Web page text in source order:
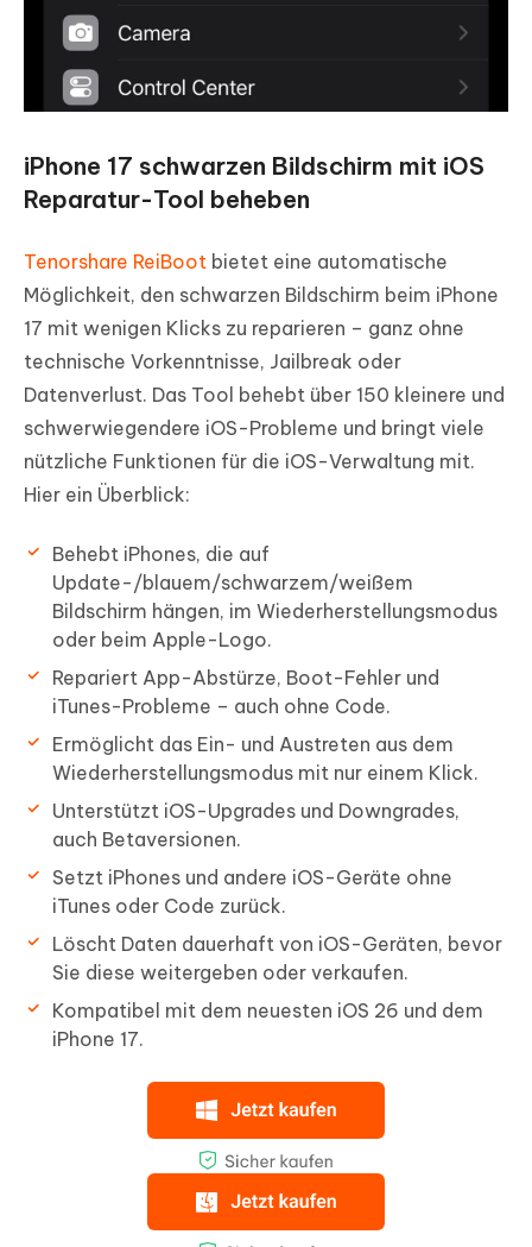
iPhone 17 schwarzen Bildschirm mit iOS
Reparatur-Tool beheben
Tenorshare ReiBoot bietet eine automatische
Möglichkeit, den schwarzen Bildschirm beim iPhone
17 mit wenigen Klicks zu reparieren – ganz ohne
technische Vorkenntnisse, Jailbreak oder
Datenverlust. Das Tool behebt über 150 kleinere und
schwerwiegendere iOS-Probleme und bringt viele
nützliche Funktionen für die iOS-Verwaltung mit.
Hier ein Überblick:
Behebt iPhones, die auf
Update-/blauem/schwarzem/weißem
Bildschirm hängen, im Wiederherstellungsmodus
oder beim Apple-Logo.
Repariert App-Abstürze, Boot-Fehler und
iTunes-Probleme – auch ohne Code.
Ermöglicht das Ein- und Austreten aus dem
Wiederherstellungsmodus mit nur einem Klick.
Unterstützt iOS-Upgrades und Downgrades,
auch Betaversionen.
Setzt iPhones und andere iOS-Geräte ohne
iTunes oder Code zurück.
Löscht Daten dauerhaft von iOS-Geräten, bevor
Sie diese weitergeben oder verkaufen.
Kompatibel mit dem neuesten iOS 26 und dem
iPhone 17.